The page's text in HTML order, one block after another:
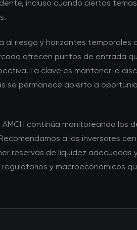
incluso cuando ciertos
al riesgo y horizontes temporales
ofrecen puntos de entrada
La clave es mantener la
se permanece abierto a
continúa monitoreando los
a los inversores
reservas de liquidez adecuadas
y macroeconómicos